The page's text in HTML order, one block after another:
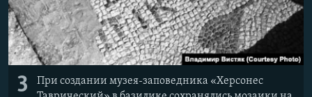
3
При создании музея-заповедника «Херсонес